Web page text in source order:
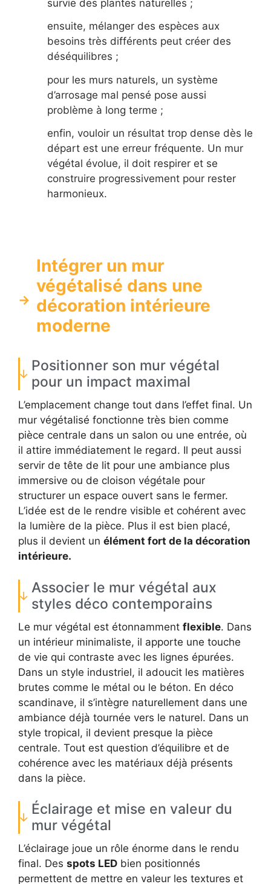
survie des plantes naturelles ;
ensuite, mélanger des espèces aux
besoins très différents peut créer des
déséquilibres ;
pour les murs naturels, un système
d’arrosage mal pensé pose aussi
problème à long terme ;
enfin, vouloir un résultat trop dense dès le
départ est une erreur fréquente. Un mur
végétal évolue, il doit respirer et se
construire progressivement pour rester
harmonieux.
Intégrer un mur
végétalisé dans une
décoration intérieure
moderne
Positionner son mur végétal
pour un impact maximal
L’emplacement change tout dans l’effet final. Un
mur végétalisé fonctionne très bien comme
pièce centrale dans un salon ou une entrée, où
il attire immédiatement le regard. Il peut aussi
servir de tête de lit pour une ambiance plus
immersive ou de cloison végétale pour
structurer un espace ouvert sans le fermer.
L’idée est de le rendre visible et cohérent avec
la lumière de la pièce. Plus il est bien placé,
plus il devient un élément fort de la décoration
intérieure.
Associer le mur végétal aux
styles déco contemporains
Le mur végétal est étonnamment flexible. Dans
un intérieur minimaliste, il apporte une touche
de vie qui contraste avec les lignes épurées.
Dans un style industriel, il adoucit les matières
brutes comme le métal ou le béton. En déco
scandinave, il s’intègre naturellement dans une
ambiance déjà tournée vers le naturel. Dans un
style tropical, il devient presque la pièce
centrale. Tout est question d’équilibre et de
cohérence avec les matériaux déjà présents
dans la pièce.
Éclairage et mise en valeur du
mur végétal
L’éclairage joue un rôle énorme dans le rendu
final. Des spots LED bien positionnés
permettent de mettre en valeur les textures et